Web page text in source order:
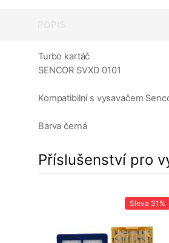
Turbo kartáč
SENCOR SVXD 0101
Kompatibilní s vysavačem
Barva černá
Příslušenství pro
Sleva 31%